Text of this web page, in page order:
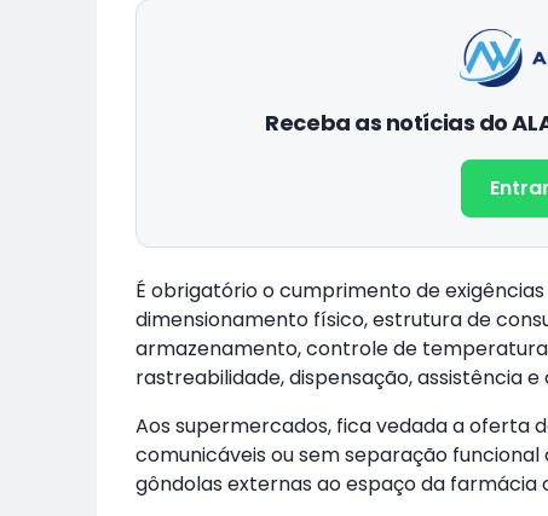
Receba as notícias do
É obrigatório o cumprimento de
dimensionamento físico, estrutura de
armazenamento, controle de
rastreabilidade, dispensação, assistência
Aos supermercados, fica vedada a oferta
comunicáveis ou sem separação
gôndolas externas ao espaço da farmácia